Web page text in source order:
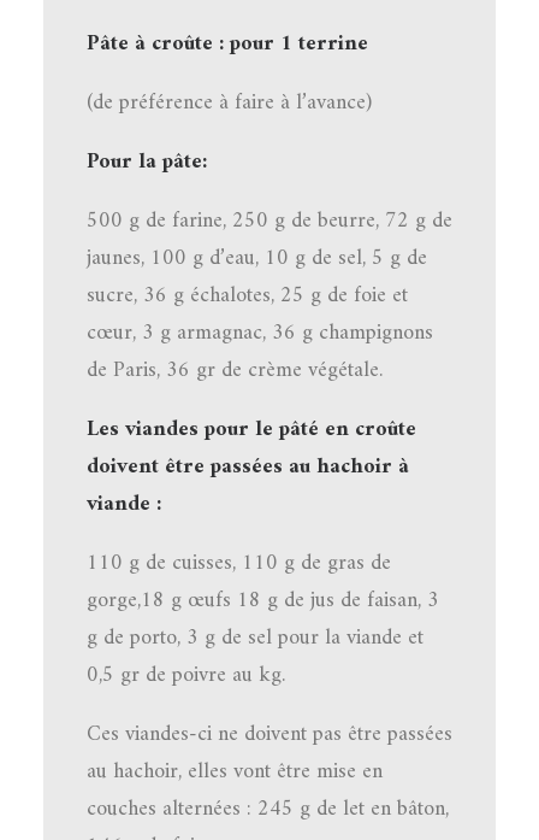
Pâte à croûte : pour 1 terrine
(de préférence à faire à l’avance)
Pour la pâte:
500 g de farine, 250 g de beurre, 72 g de
jaunes, 100 g d’eau, 10 g de sel, 5 g de
sucre, 36 g échalotes, 25 g de foie et
cœur, 3 g armagnac, 36 g champignons
de Paris, 36 gr de crème végétale.
Les viandes pour le pâté en croûte
doivent être passées au hachoir à
viande :
110 g de cuisses, 110 g de gras de
gorge,18 g œufs 18 g de jus de faisan, 3
g de porto, 3 g de sel pour la viande et
0,5 gr de poivre au kg.
Ces viandes-ci ne doivent pas être passées
au hachoir, elles vont être mise en
couches alternées : 245 g de let en bâton,